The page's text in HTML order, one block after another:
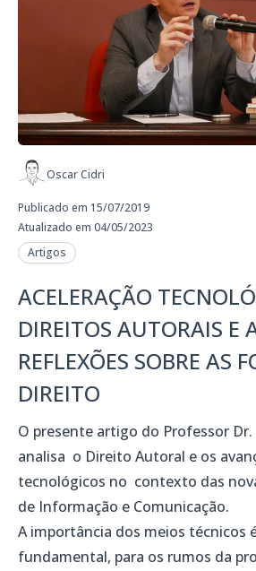
Oscar Cidri
Publicado em 15/07/2019
Atualizado em 04/05/2023
Artigos
ACELERAÇÃO
DIREITOS AUTORAIS E
REFLEXÕES SOBRE AS
DIREITO
O presente artigo do Professor Dr.
analisa o Direito Autoral e os
tecnológicos no contexto das
de Informação e Comunicação.
A importância dos meios técnicos
fundamental, para os rumos da